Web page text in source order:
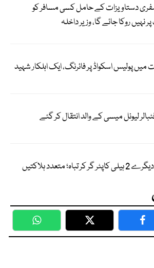
دستاویزات کے حامل کسی مسافر کو
نہیں روکا جائے گا، وزیر داخلہ
میں پولیس اسکواڈ پر فائرنگ، ایک اہلکار شہید
لیونل میسی کے والد انتقال کر گئے
تباہ؛ متعدد ہلاکتیں
WhatsApp Twitter